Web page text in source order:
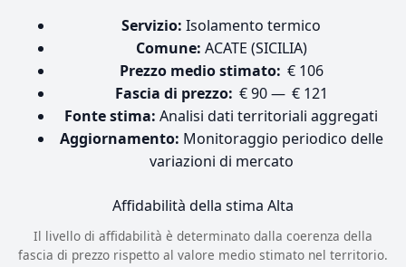
Servizio: Isolamento termico
Comune: ACATE (SICILIA)
Prezzo medio stimato: € 106
Fascia di prezzo: € 90 — € 121
Fonte stima: Analisi dati territoriali aggregati
Aggiornamento: Monitoraggio periodico delle
variazioni di mercato
Affidabilità della stima Alta
Il livello di affidabilità è determinato dalla coerenza della
fascia di prezzo rispetto al valore medio stimato nel territorio.